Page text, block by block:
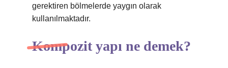
gerektiren bölmelerde yaygın olarak
kullanılmaktadır.
Kompozit yapı ne demek?